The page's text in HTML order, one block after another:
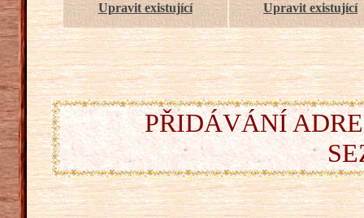
Upravit existující Upravit existující
PŘIDÁVÁNÍ